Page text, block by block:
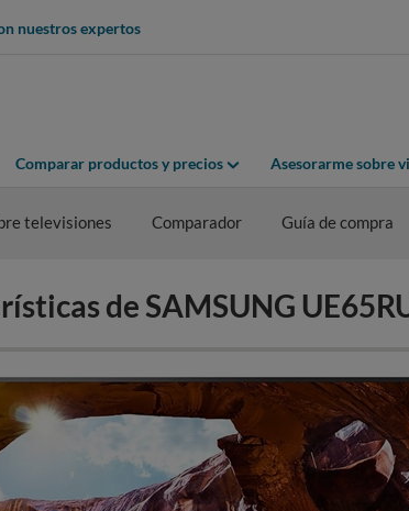
nuestros expertos
Comparar productos y precios Asesorarme sobre
televisiones Comparador Guía de compra
de SAMSUNG